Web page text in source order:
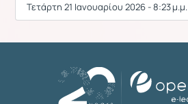
Τετάρτη 21 Ιανουαρίου 2026 - 8:23 μ.μ.